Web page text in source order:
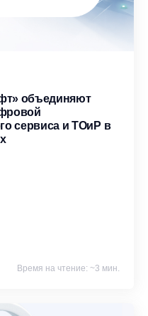
объединяют
сервиса и ТОиР в
Время на чтение: ~3 мин.